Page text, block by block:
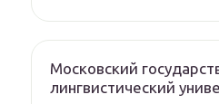
Московский
лингвистический